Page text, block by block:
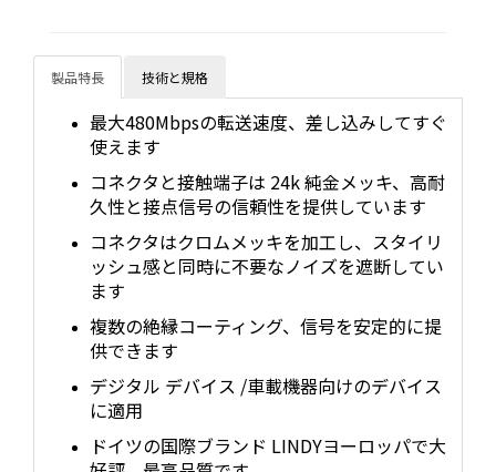
製品特長 技術と規格
最大480Mbpsの転送速度、差し込みしてすぐ
使えます
コネクタと接触端子は 24k 純金メッキ、高耐
久性と接点信号の信頼性を提供しています
コネクタはクロムメッキを加工し、スタイリ
ッシュ感と同時に不要なノイズを遮断してい
ます
複数の絶縁コーティング、信号を安定的に提
供できます
デジタル デバイス /車載機器向けのデバイス
に適用
ドイツの国際ブランド LINDYヨーロッパで大